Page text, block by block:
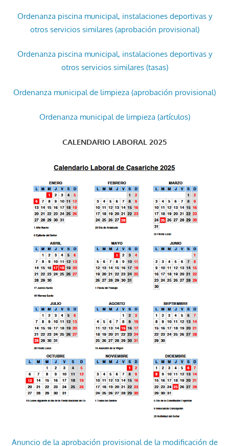
Ordenanza piscina municipal, instalaciones deportivas y
otros servicios similares (aprobación provisional)
Ordenanza piscina municipal, instalaciones deportivas y
otros servicios similares (tasas)
Ordenanza municipal de limpieza (aprobación provisional)
Ordenanza municipal de limpieza (artículos)
CALENDARIO LABORAL 2025
Anuncio de la aprobación provisional de la modificación de